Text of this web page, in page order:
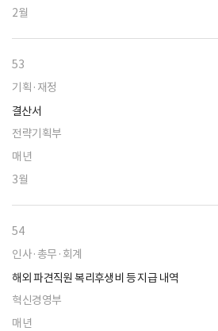
2월
53
기획·재정
결산서
전략기획부
매년
3월
54
인사·총무·회계
해외 파견직원 복리후생비 등 지급 내역
혁신경영부
매년